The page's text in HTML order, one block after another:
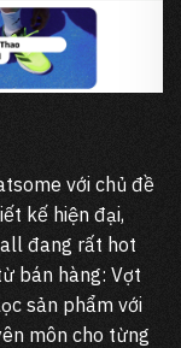
với chủ đề
kế hiện đại,
đang rất hot
bán hàng: Vợt
sản phẩm với
môn cho từng